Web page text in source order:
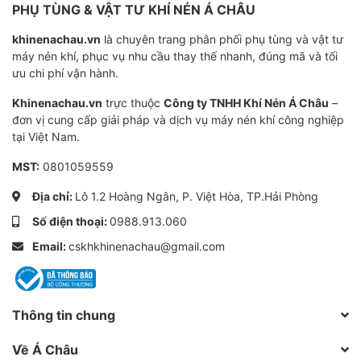
Phươnglinhachau@gmail.com hoặc gọi hotline:
Lưu ý khi sử dụng lọc tách dầu Hitachi
29414040
Lưu ý: Nên thay thế định kỳ lọc tách dầu theo số giờ
khuyến cáo của nhà sản xuất để giúp máy nén khí hoạt
động bền lâu, tiết kiệm điện năng và chi phí sửa chữa
thể căn cứ theo độ chênh áp lọc tách.
Khi khí nén xử dụng bên ngoài hệ thống có chứa dầu
lớn, cần nhanh chóng kiểm tra và thay thế lọc tách dầu
càng sớm càng tốt, tránh hiện tượng hao dầu làm hư
hại máy nén khí. Và thiết bị xử dụng khí trong dây
PHỤ TÙNG & VẬT TƯ KHÍ NÉN Á CHÂU
khinenachau.vn là chuyên trang phân phối phụ tùng và vật tư
máy nén khí, phục vụ nhu cầu thay thế nhanh, đúng mã và tối
ưu chi phí vận hành.
Khinenachau.vn trực thuộc Công ty TNHH Khí Nén Á Châu –
đơn vị cung cấp giải pháp và dịch vụ máy nén khí công nghiệp
tại Việt Nam.
MST: 0801059559
Địa chỉ: Lô 1.2 Hoàng Ngân, P. Việt Hòa, TP.Hải Phòng
Số điện thoại:0988.913.060
Email:cskhkhinenachau@gmail.com
Thông tin chung
Về Á Châu